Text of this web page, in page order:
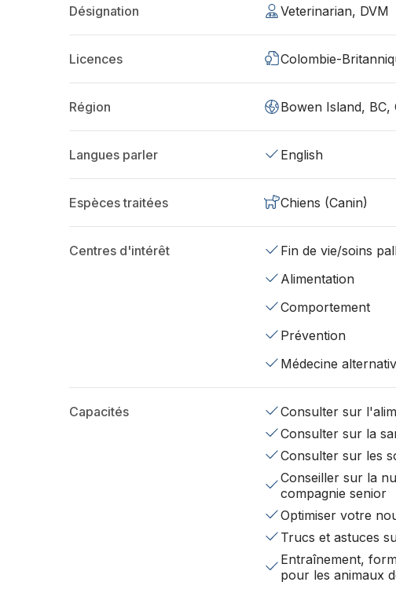
Désignation Veterinarian, DVM
Licences Colombie-
Région Bowen Island, BC,
Langues parler English
Espèces traitées Chiens (Canin)
Centres d'intérêt Fin de vie/soins
Alimentation
Comportement
Prévention
Médecine
Capacités
Consulter sur
Consulter sur la
Consulter sur les
Conseiller sur la
compagnie senior
Optimiser votre
Trucs et astuces
Entraînement,
pour les animaux